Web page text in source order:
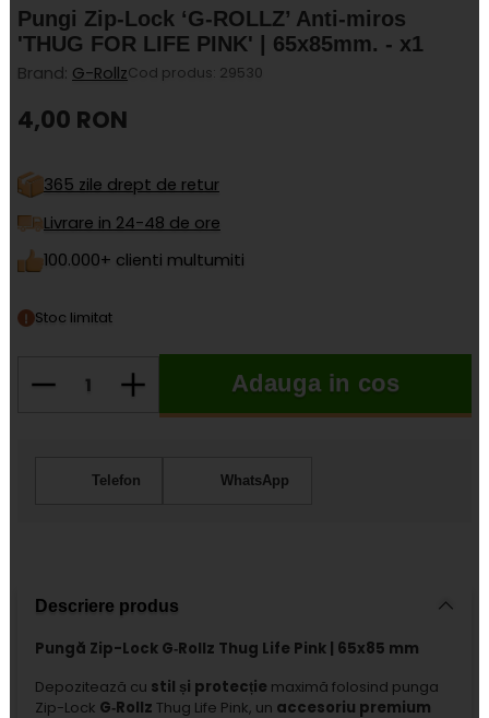
Pungi Zip-Lock ‘G-ROLLZ’ Anti-miros
'THUG FOR LIFE PINK' | 65x85mm. - x1
Brand: G-RollzCod produs: 29530
Pret
regular
4,00 RON
365 zile drept de retur
Livrare in 24-48 de ore
100.000+ clienti multumiti
Stoc limitat
Adauga in cos
Telefon WhatsApp
Descriere produs
Pungă Zip-Lock G‑Rollz Thug Life Pink | 65x85 mm
Depozitează cu stil și protecție maximă folosind punga
Zip-Lock G‑Rollz Thug Life Pink, un accesoriu premium